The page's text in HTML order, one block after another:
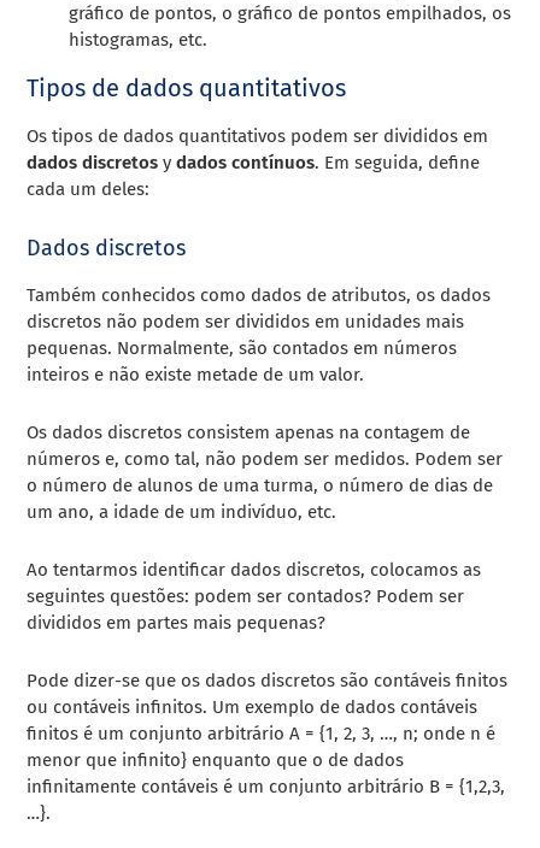
gráfico de pontos, o gráfico de pontos empilhados, os
histogramas, etc.
Tipos de dados quantitativos
Os tipos de dados quantitativos podem ser divididos em
dados discretos ydados contínuos. Em seguida, define
cada um deles:
Dados discretos
Também conhecidos como dados de atributos, os dados
discretos não podem ser divididos em unidades mais
pequenas. Normalmente, são contados em números
inteiros e não existe metade de um valor.
Os dados discretos consistem apenas na contagem de
números e, como tal, não podem ser medidos. Podem ser
o número de alunos de uma turma, o número de dias de
um ano, a idade de um indivíduo, etc.
Ao tentarmos identificar dados discretos, colocamos as
seguintes questões: podem ser contados? Podem ser
divididos em partes mais pequenas?
Pode dizer-se que os dados discretos são contáveis finitos
ou contáveis infinitos. Um exemplo de dados contáveis
finitos é um conjunto arbitrário A = {1, 2, 3, …, n; onde n é
menor que infinito} enquanto que o de dados
infinitamente contáveis é um conjunto arbitrário B = {1,2,3,
…}.